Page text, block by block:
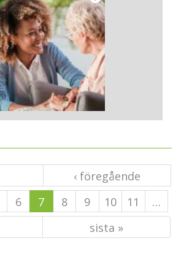
‹ föregående
6 7 8 9 10 11
…
sista »